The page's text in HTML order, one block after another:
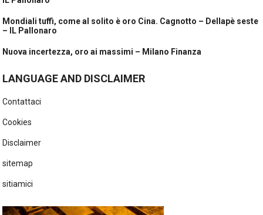
Mondiali tuffi, come al solito è oro Cina. Cagnotto – Dellapè seste
– IL Pallonaro
Nuova incertezza, oro ai massimi – Milano Finanza
LANGUAGE AND DISCLAIMER
Contattaci
Cookies
Disclaimer
sitemap
sitiamici